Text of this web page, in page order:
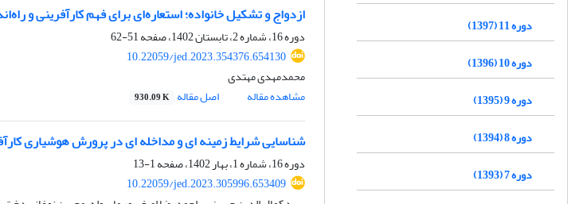
ازدواج و تشکیل خانواده؛ استعاره‌ای برای فهم کارآفرینی و
دوره 16، شماره 2، تابستان 1402، صفحه
51-62
10.22059/jed.2023.354376.654130
محمدمهدی مهتدی
مشاهده مقاله
اصل مقاله 930.09 K
شناسایی شرایط زمینه ای و مداخله ای در پرورش هوشیاری
دوره 16، شماره 1، بهار 1402، صفحه
1-13
10.22059/jed.2023.305996.653409
دوره 11 (1397)
دوره 10 (1396)
دوره 9 (1395)
دوره 8 (1394)
دوره 7 (1393)